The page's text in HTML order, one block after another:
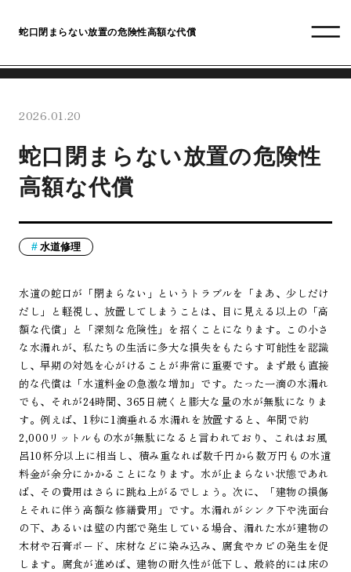
蛇口閉まらない放置の危険性高額な代償
2026.01.20
蛇口閉まらない放置の危険性
高額な代償
水道修理
水道の蛇口が「閉まらない」というトラブルを「まあ、少しだけ
だし」と軽視し、放置してしまうことは、目に見える以上の「高
額な代償」と「深刻な危険性」を招くことになります。この小さ
な水漏れが、私たちの生活に多大な損失をもたらす可能性を認識
し、早期の対処を心がけることが非常に重要です。まず最も直接
的な代償は「水道料金の急激な増加」です。たった一滴の水漏れ
でも、それが24時間、365日続くと膨大な量の水が無駄になりま
す。例えば、1秒に1滴垂れる水漏れを放置すると、年間で約
2,000リットルもの水が無駄になると言われており、これはお風
呂10杯分以上に相当し、積み重なれば数千円から数万円もの水道
料金が余分にかかることになります。水が止まらない状態であれ
ば、その費用はさらに跳ね上がるでしょう。次に、「建物の損傷
とそれに伴う高額な修繕費用」です。水漏れがシンク下や洗面台
の下、あるいは壁の内部で発生している場合、漏れた水が建物の
木材や石膏ボード、床材などに染み込み、腐食やカビの発生を促
します。腐食が進めば、建物の耐久性が低下し、最終的には床の